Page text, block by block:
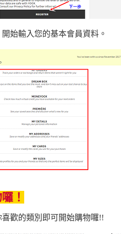
始輸入您的基本會員資料。
！
歡的類別即可開始購物囉!!